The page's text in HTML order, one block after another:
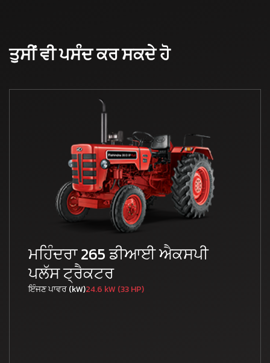
ਤੁਸੀਂ ਵੀ ਪਸੰਦ ਕਰ ਸਕਦੇ ਹੋ
ਮਹਿੰਦਰਾ 265 ਡੀਆਈ ਐਕਸਪੀ
ਪਲੱਸ ਟ੍ਰੈਕਟਰ
ਇੰਜਣ ਪਾਵਰ (kW)24.6 kW (33 HP)